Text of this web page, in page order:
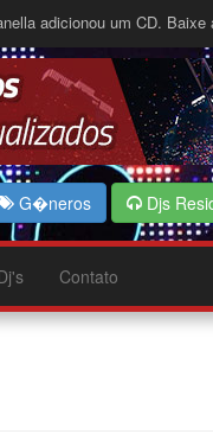
adicionou um CD. Baixe
G�neros Djs
Contato